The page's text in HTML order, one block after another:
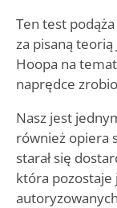
Ten test
za pisaną teorią
Hoopa na
naprędce
Nasz jest
również opiera
starał się
która pozostaje